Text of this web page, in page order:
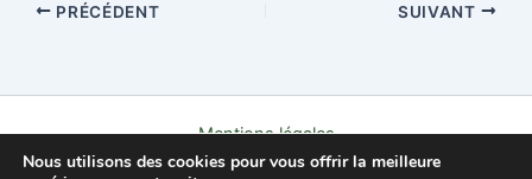
PRÉCÉDENT SUIVANT
Mentions légales
Politique de confidentialité
Nous utilisons des cookies pour vous offrir la meilleure